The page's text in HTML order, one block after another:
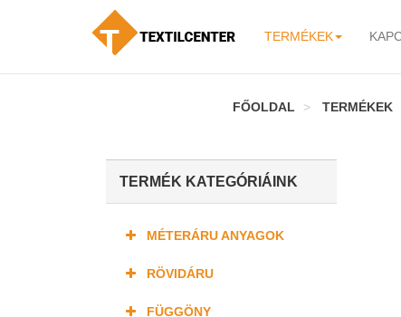
TERMÉKEK
FŐOLDAL TERMÉKEK
TERMÉK KATEGÓRIÁINK
MÉTERÁRU ANYAGOK
RÖVIDÁRU
FÜGGÖNY